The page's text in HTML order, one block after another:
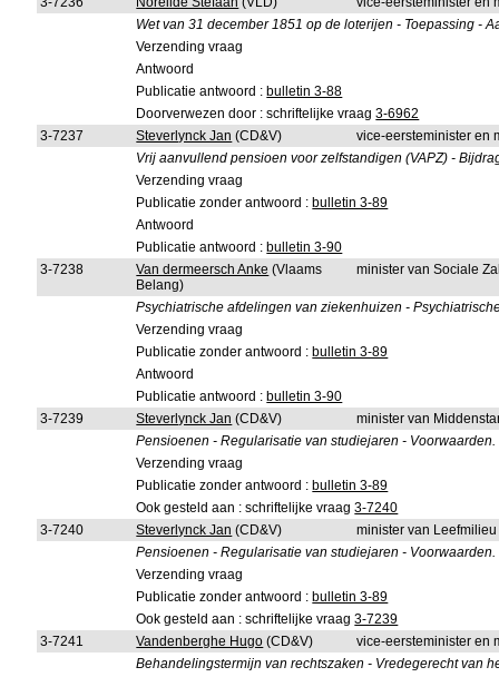
Wet van 31 december 1851 op de loterijen - Toepassing -
Verzending vraag
Antwoord
Publicatie antwoord : bulletin 3-88
Doorverwezen door : schriftelijke vraag3-6962
3-7237
Steverlynck Jan (CD&V)
vice-eersteminister en
Vrij aanvullend pensioen voor zelfstandigen (VAPZ) -
Verzending vraag
Publicatie zonder antwoord : bulletin 3-89
Antwoord
Publicatie antwoord : bulletin 3-90
3-7238
Van dermeersch Anke (Vlaams
Belang)
minister van Sociale
Psychiatrische afdelingen van ziekenhuizen -
Verzending vraag
Publicatie zonder antwoord : bulletin 3-89
Antwoord
Publicatie antwoord : bulletin 3-90
3-7239
Steverlynck Jan (CD&V)
minister van
Pensioenen - Regularisatie van studiejaren - Voorwaarden.
Verzending vraag
Publicatie zonder antwoord : bulletin 3-89
Ook gesteld aan : schriftelijke vraag3-7240
3-7240
Steverlynck Jan (CD&V)
minister van
Pensioenen - Regularisatie van studiejaren - Voorwaarden.
Verzending vraag
Publicatie zonder antwoord : bulletin 3-89
Ook gesteld aan : schriftelijke vraag3-7239
3-7241
Vandenberghe Hugo (CD&V)
vice-eersteminister en
Behandelingstermijn van rechtszaken - Vredegerecht van